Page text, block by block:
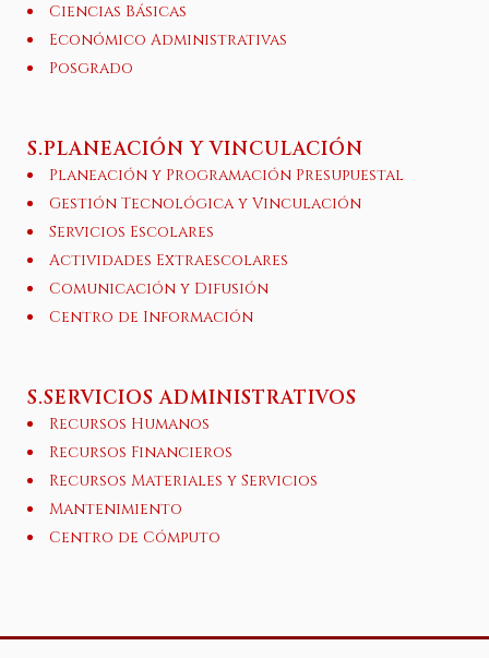
Ciencias Básicas
Económico Administrativas
Posgrado
S.PLANEACIÓN Y VINCULACIÓN
Planeación y Programación Presupuestal
Gestión Tecnológica y Vinculación
Servicios Escolares
Actividades Extraescolares
Comunicación y Difusión
Centro de Información
S.SERVICIOS ADMINISTRATIVOS
Recursos Humanos
Recursos Financieros
Recursos Materiales y Servicios
Mantenimiento
Centro de Cómputo